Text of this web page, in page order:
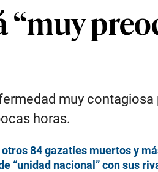
“muy
muy
horas.
84 gazatíes muertos y
“unidad nacional” con sus